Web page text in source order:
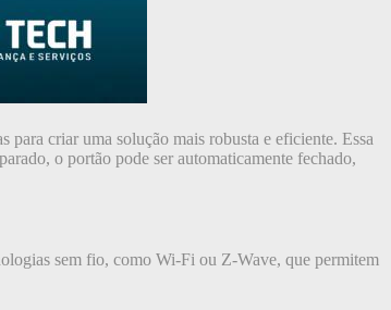
criar uma solução mais robusta e eficiente. Essa
o portão pode ser automaticamente fechado,
sem fio, como Wi-Fi ou Z-Wave, que permitem